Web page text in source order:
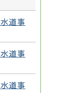
道事
道事
道事